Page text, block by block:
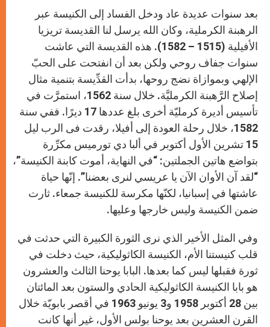
بعد سنوات عديدة عاد ودخل الفساد إلى الكنيسة عبر
الرهبنة الكرملية، وكان الله يرسل لنا القديسة تريزيا
الأفيلية (1515 – 1582). هذه القديسة التي عاشت
سنوات جفاف روحي ولكن بعد أن انفتحت على الحبّ
الإلهي وبموازاة نضج روحها، بدأت القدِّيسة بتنمية مثال
إصلاح الرَّهبنة الكرمليَّة. خلال سنة 1562، استمرَّت في
تأسيس أديرة كرمليّة أخرى بلغ عددها 17 ديرًا. ففي سنة
1582، خلال رحلة العودة إلى أفيلا، رقدت فى الرب ليل
15 تشرين الأول أكتوبر في ألبا دي تورميس مكرِّرة
بتواضع هاتين الجملتين: “في النهاية، أموت كابنة الكنيسة”،
“لقد آن الأوان الآن يا عريسي لنرى بعضنا”. إنّها حياة
عاشتها في إسبانيا، لكنّها مكرسة للكنيسة جمعاء. ثارت
ضمن الكنيسة وليس خارجها وعليها.
وفي المثل الأخير الذي نرى الثورة الكبيرة التي حدثت في
قلب كنيستنا الأم، الكنيسة الكاثوليكية، حيث دخلت في
ثورة فقبلها ليس كما بعدها. البابا يوحنا الثالث والعشرون
هو بابا الكنيسة الكاثوليكية الحادي والستون بعد المائتان
بين 28 أكتوبر 1958 و3 يونيو 1963 في أقصر بابويّة خلال
القرن العشرين بعد يوحنا بولس الأول، غير أنها كانت